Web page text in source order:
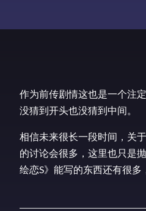
作为前传剧情这也是一个注
没猜到开头也没猜到中间。
相信未来很长一段时间，关
的讨论会很多，这里也只是
绘恋S》能写的东西还有很多